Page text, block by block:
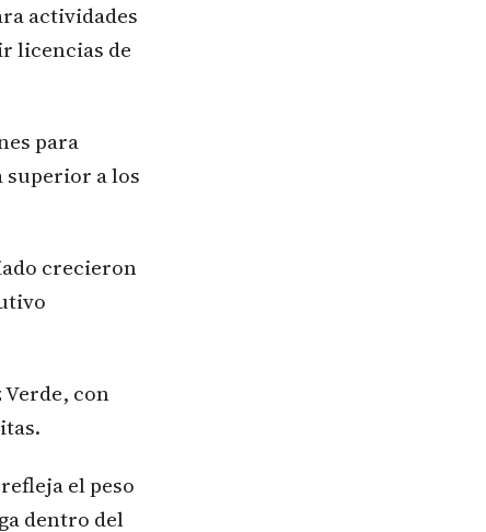
actividades
licencias de
para
superior a los
crecieron
con
el peso
dentro del